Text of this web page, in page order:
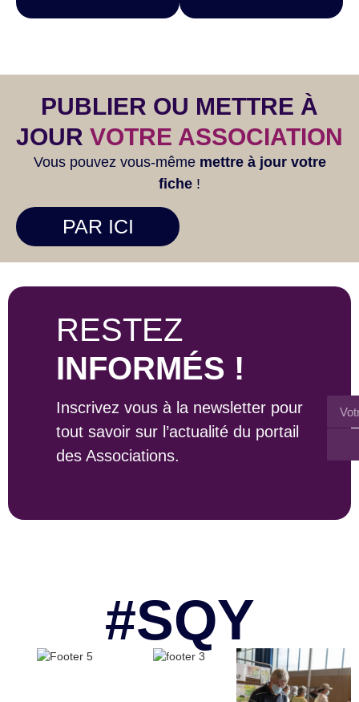
PUBLIER OU METTRE À
JOUR VOTRE ASSOCIATION
Vous pouvez vous-même mettre à jour votre
fiche !
PAR ICI
RESTEZ
INFORMÉS !
Inscrivez vous à la newsletter pour
tout savoir sur l’actualité du portail
des Associations.
#SQY